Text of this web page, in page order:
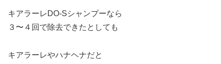
キアラーレDO-Sシャンプーなら
３〜４回で除去できたとしても
キアラーレやハナヘナだと